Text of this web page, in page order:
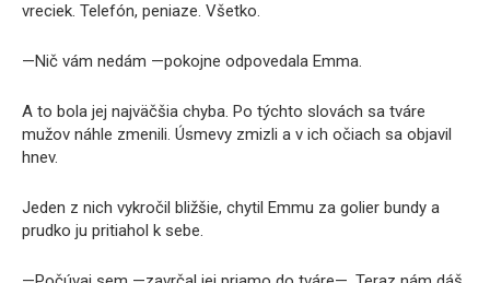
vreciek. Telefón, peniaze. Všetko.
—Nič vám nedám —pokojne odpovedala Emma.
A to bola jej najväčšia chyba. Po týchto slovách sa tváre
mužov náhle zmenili. Úsmevy zmizli a v ich očiach sa objavil
hnev.
Jeden z nich vykročil bližšie, chytil Emmu za golier bundy a
prudko ju pritiahol k sebe.